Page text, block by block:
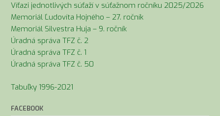
Víťazi jednotlivých súťaží v súťažnom ročníku 2025/2026
Memoriál Ľudovíta Hojného – 27. ročník
Memoriál Silvestra Huja – 9. ročník
Úradná správa TFZ č. 2
Úradná správa TFZ č. 1
Úradná správa TFZ č. 50
Tabuľky 1996-2021
FACEBOOK